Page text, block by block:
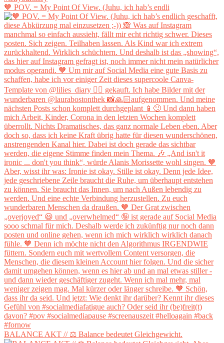
🧡 POV. = My Point Of View. (Juhu, ich hab’s endli
BALANCE AKT // ⚖️ Balance bedeutet Gleichgewicht.